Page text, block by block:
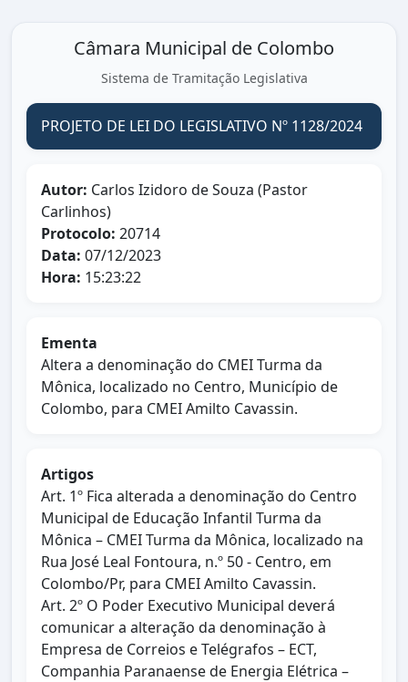
Câmara Municipal de Colombo
Sistema de Tramitação Legislativa
PROJETO DE LEI DO LEGISLATIVO Nº 1128/2024
Autor: Carlos Izidoro de Souza (Pastor
Carlinhos)
Protocolo: 20714
Data: 07/12/2023
Hora: 15:23:22
Ementa
Altera a denominação do CMEI Turma da
Mônica, localizado no Centro, Município de
Colombo, para CMEI Amilto Cavassin.
Artigos
Art. 1º Fica alterada a denominação do Centro
Municipal de Educação Infantil Turma da
Mônica – CMEI Turma da Mônica, localizado na
Rua José Leal Fontoura, n.º 50 - Centro, em
Colombo/Pr, para CMEI Amilto Cavassin.
Art. 2º O Poder Executivo Municipal deverá
comunicar a alteração da denominação à
Empresa de Correios e Telégrafos – ECT,
Companhia Paranaense de Energia Elétrica –